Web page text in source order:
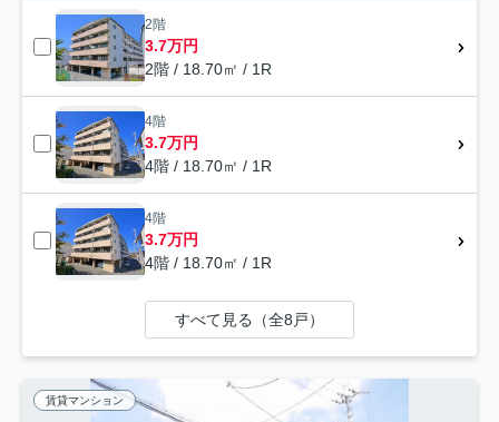
2階
3.7万円
2階 / 18.70㎡ / 1R
4階
3.7万円
4階 / 18.70㎡ / 1R
4階
3.7万円
4階 / 18.70㎡ / 1R
すべて見る（全8戸）
賃貸マンション